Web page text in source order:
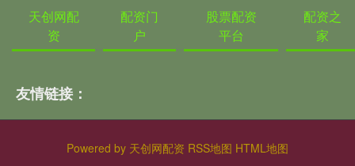
天创网配
资
配资门
户
股票配资
平台
配资之
家
友情链接：
Powered by 天创网配资 RSS地图 HTML地图